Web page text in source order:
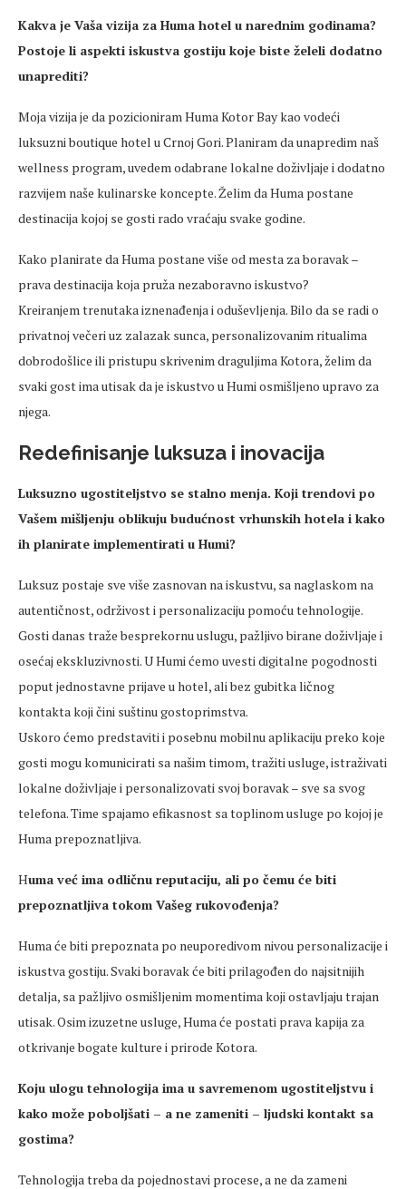
Kakva je Vaša vizija za Huma hotel u narednim godinama?
Postoje li aspekti iskustva gostiju koje biste želeli dodatno
unaprediti?
Moja vizija je da pozicioniram Huma Kotor Bay kao vodeći
luksuzni boutique hotel u Crnoj Gori. Planiram da unapredim naš
wellness program, uvedem odabrane lokalne doživljaje i dodatno
razvijem naše kulinarske koncepte. Želim da Huma postane
destinacija kojoj se gosti rado vraćaju svake godine.
Kako planirate da Huma postane više od mesta za boravak –
prava destinacija koja pruža nezaboravno iskustvo?
Kreiranjem trenutaka iznenađenja i oduševljenja. Bilo da se radi o
privatnoj večeri uz zalazak sunca, personalizovanim ritualima
dobrodošlice ili pristupu skrivenim draguljima Kotora, želim da
svaki gost ima utisak da je iskustvo u Humi osmišljeno upravo za
njega.
Redefinisanje luksuza i inovacija
Luksuzno ugostiteljstvo se stalno menja. Koji trendovi po
Vašem mišljenju oblikuju budućnost vrhunskih hotela i kako
ih planirate implementirati u Humi?
Luksuz postaje sve više zasnovan na iskustvu, sa naglaskom na
autentičnost, održivost i personalizaciju pomoću tehnologije.
Gosti danas traže besprekornu uslugu, pažljivo birane doživljaje i
osećaj ekskluzivnosti. U Humi ćemo uvesti digitalne pogodnosti
poput jednostavne prijave u hotel, ali bez gubitka ličnog
kontakta koji čini suštinu gostoprimstva.
Uskoro ćemo predstaviti i posebnu mobilnu aplikaciju preko koje
gosti mogu komunicirati sa našim timom, tražiti usluge, istraživati
lokalne doživljaje i personalizovati svoj boravak – sve sa svog
telefona. Time spajamo efikasnost sa toplinom usluge po kojoj je
Huma prepoznatljiva.
Huma već ima odličnu reputaciju, ali po čemu će biti
prepoznatljiva tokom Vašeg rukovođenja?
Huma će biti prepoznata po neuporedivom nivou personalizacije i
iskustva gostiju. Svaki boravak će biti prilagođen do najsitnijih
detalja, sa pažljivo osmišljenim momentima koji ostavljaju trajan
utisak. Osim izuzetne usluge, Huma će postati prava kapija za
otkrivanje bogate kulture i prirode Kotora.
Koju ulogu tehnologija ima u savremenom ugostiteljstvu i
kako može poboljšati – a ne zameniti – ljudski kontakt sa
gostima?
Tehnologija treba da pojednostavi procese, a ne da zameni